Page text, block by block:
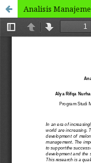
Analisis